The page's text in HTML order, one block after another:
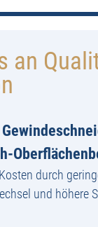
an
durch
und höhere